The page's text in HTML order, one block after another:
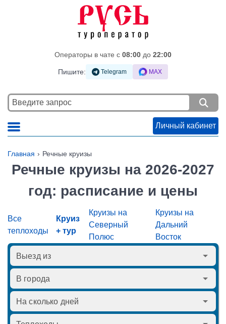
Операторы в чате c 08:00 до 22:00
Пишите: Telegram MAX
Личный кабинет
Главная Речные круизы
Речные круизы на 2026-2027
год: расписание и цены
Все
теплоходы
Круиз
+ тур
Круизы на
Северный
Полюс
Круизы на
Дальний
Восток